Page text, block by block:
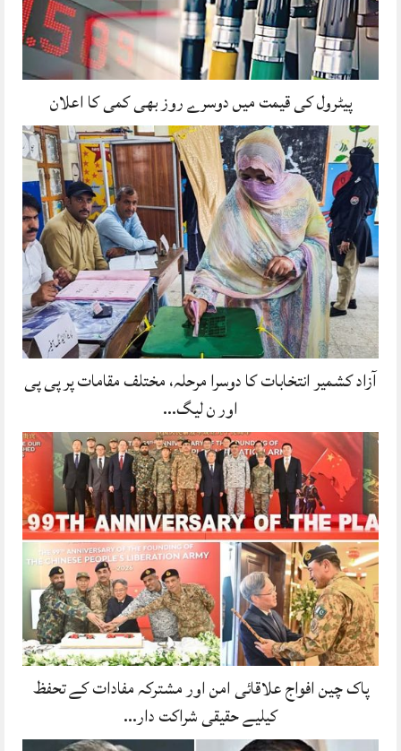
پیٹرول کی قیمت میں دوسرے روز بھی کمی کا اعلان
آزاد کشمیر انتخابات کا دوسرا مرحلہ، مختلف مقامات پر پی پی
اور ن لیگ…
پاک چین افواج علاقائی امن اور مشترکہ مفادات کے تحفظ
کیلیے حقیقی شراکت دار…